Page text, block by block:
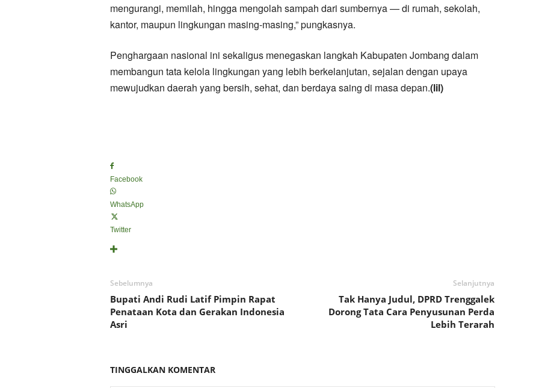
mengurangi, memilah, hingga mengolah sampah dari sumbernya — di rumah, sekolah,
kantor, maupun lingkungan masing-masing,” pungkasnya.
Penghargaan nasional ini sekaligus menegaskan langkah Kabupaten Jombang dalam
membangun tata kelola lingkungan yang lebih berkelanjutan, sejalan dengan upaya
mewujudkan daerah yang bersih, sehat, dan berdaya saing di masa depan.(lil)
Facebook
WhatsApp
Twitter
Sebelumnya
Bupati Andi Rudi Latif Pimpin Rapat
Penataan Kota dan Gerakan Indonesia
Asri
Selanjutnya
Tak Hanya Judul, DPRD Trenggalek
Dorong Tata Cara Penyusunan Perda
Lebih Terarah
TINGGALKAN KOMENTAR